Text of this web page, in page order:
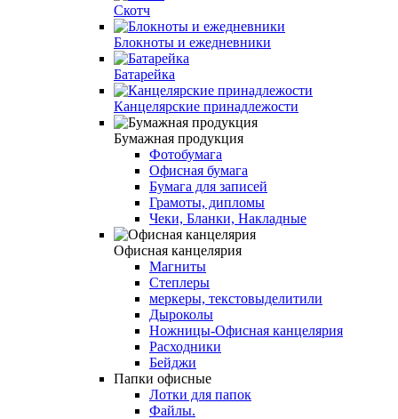
Скотч
Блокноты и ежедневники
Батарейка
Канцелярские принадлежости
Бумажная продукция
Фотобумага
Офисная бумага
Бумага для записей
Грамоты, дипломы
Чеки, Бланки, Накладные
Офисная канцелярия
Магниты
Степлеры
меркеры, текстовыделитили
Дыроколы
Ножницы-Офисная канцелярия
Расходники
Бейджи
Папки офисные
Лотки для папок
Файлы.